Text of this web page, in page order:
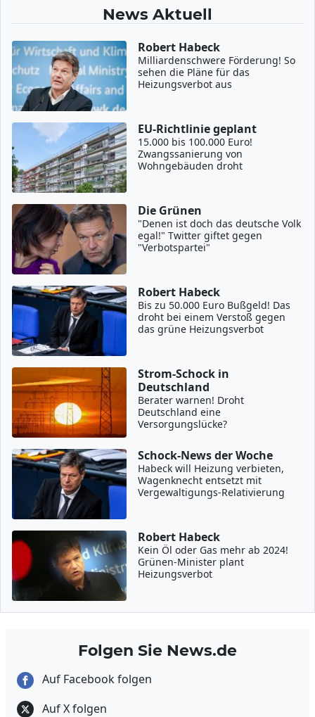
News Aktuell
Robert Habeck
Milliardenschwere Förderung! So
sehen die Pläne für das
Heizungsverbot aus
EU-Richtlinie geplant
15.000 bis 100.000 Euro!
Zwangssanierung von
Wohngebäuden droht
Die Grünen
"Denen ist doch das deutsche Volk
egal!" Twitter giftet gegen
"Verbotspartei"
Robert Habeck
Bis zu 50.000 Euro Bußgeld! Das
droht bei einem Verstoß gegen
das grüne Heizungsverbot
Strom-Schock in
Deutschland
Berater warnen! Droht
Deutschland eine
Versorgungslücke?
Schock-News der Woche
Habeck will Heizung verbieten,
Wagenknecht entsetzt mit
Vergewaltigungs-Relativierung
Robert Habeck
Kein Öl oder Gas mehr ab 2024!
Grünen-Minister plant
Heizungsverbot
Folgen Sie News.de
Auf Facebook folgen
Auf X folgen